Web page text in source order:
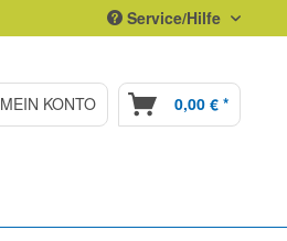
Service/Hilfe
MEIN KONTO 0,00 € *